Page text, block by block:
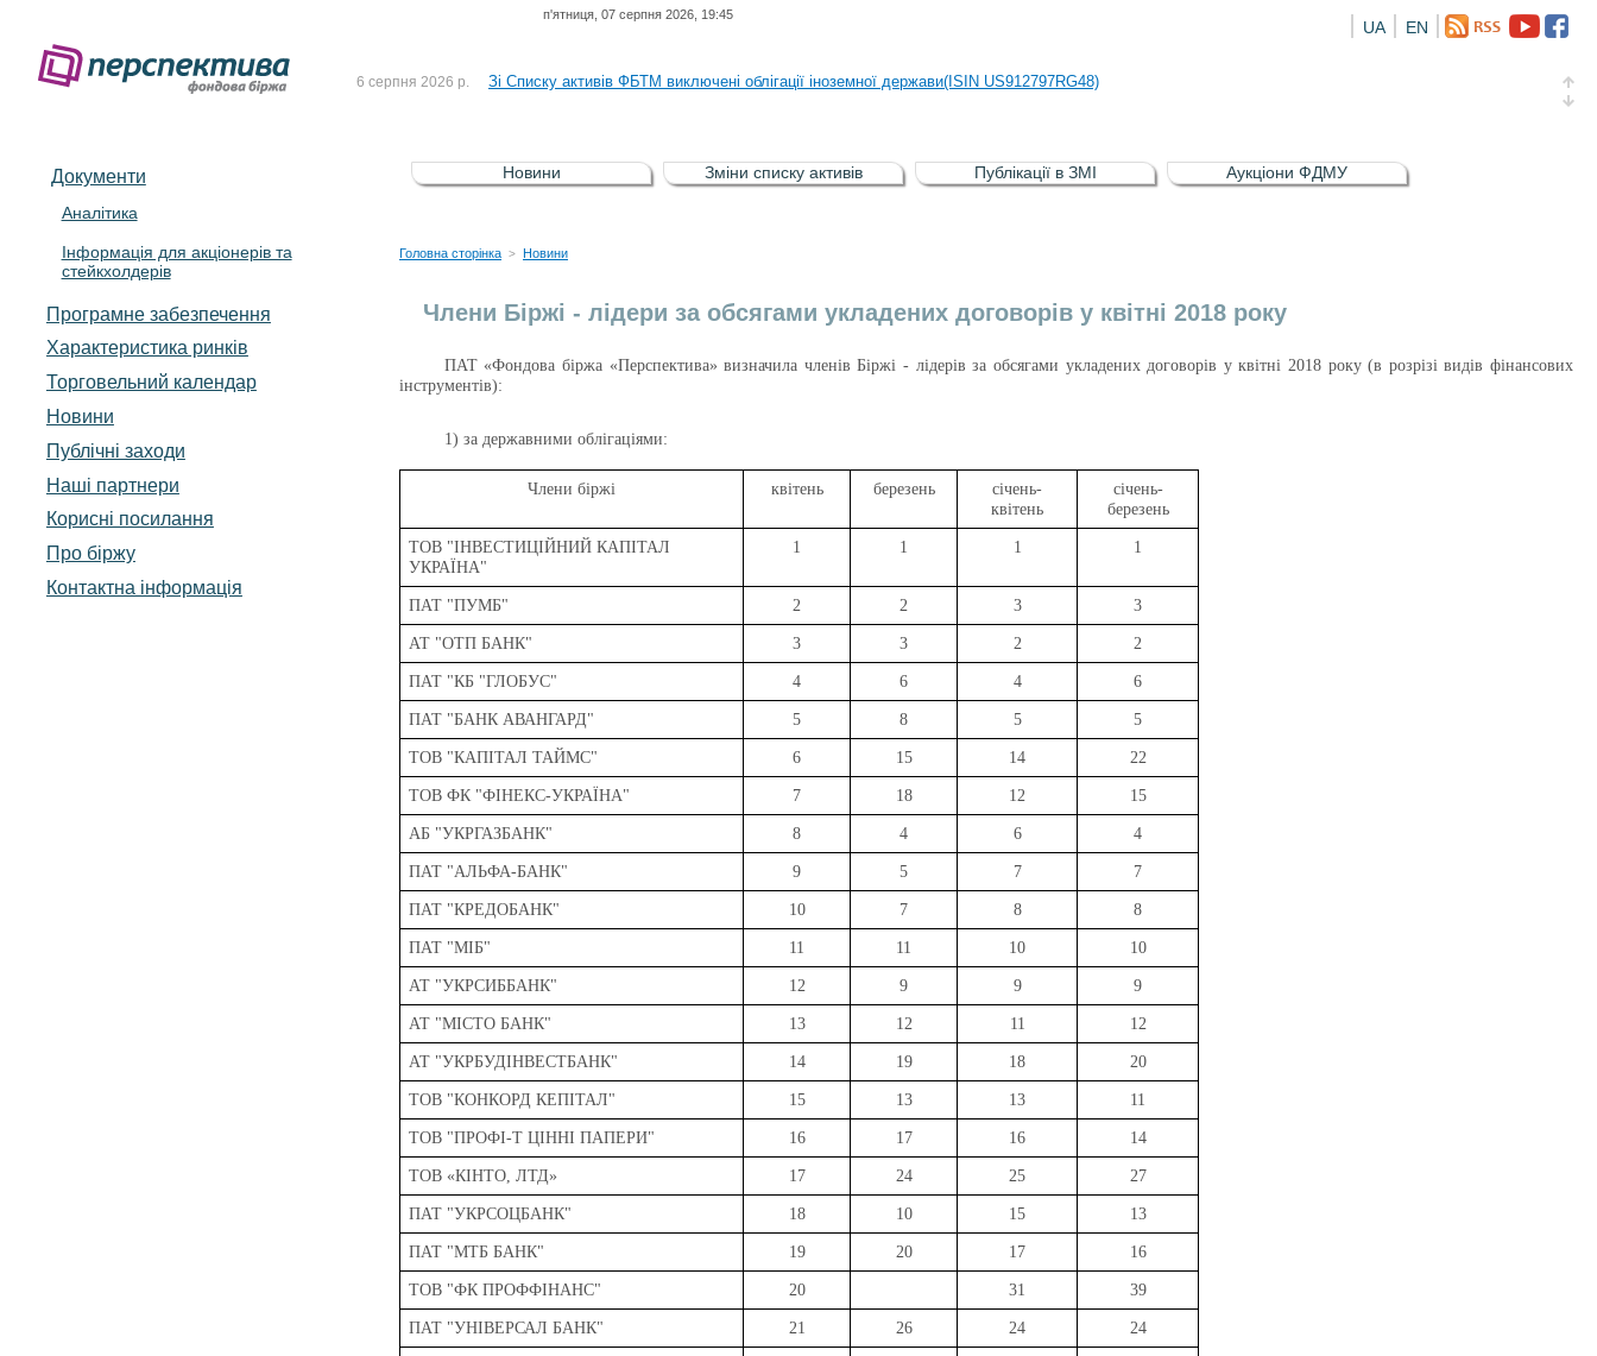
п'ятниця, 07 серпня 2026, 19:45
EN
UA
До Списку активів регульованого фондового ринку (РФР) включена Корпоративна облігація відсоткова електронна іменна (ISIN UA5000016726)
6 серпня 2026 р. Зі Списку активів ФБТМ виключені облігації іноземної держави(ISIN US912797RG48)
5 серпня 2026 р. Зі списку активів РФР виключені Облігація внутрішніх державних позик України (ISIN UA4000232607)
4 серпня 2026 р. До Списку активів регульованого фондового ринку (РФР) включена Корпоративна облігація відсоткова електронна іменна (ISIN UA5000016726)
Документи
Аналітика
Інформація для акціонерів та
стейкхолдерів
Програмне забезпечення
Характеристика pинків
Торговельний календар
Новини
Публічні заходи
Наші партнери
Корисні посилання
Про біржу
Контактна інформація
Новини Зміни списку активів Публікації в ЗМІ Аукціони ФДМУ
Головна сторінка > Новини
Члени Біржі - лідери за обсягами укладених договорів у квітні 2018 року
ПАТ «Фондова біржа «Перспектива» визначила членів Біржі - лідерів за обсягами укладених договорів у квітні 2018 року (в розрізі видів фінансових
інструментів):
1) за державними облігаціями:
Члени біржі квітень березень
січень-
квітень
січень-
березень
ТОВ "ІНВЕСТИЦІЙНИЙ КАПІТАЛ
УКРАЇНА"
1 1 1 1
ПАТ "ПУМБ" 2 2 3 3
АТ "ОТП БАНК" 3 3 2 2
ПАТ "КБ "ГЛОБУС" 4 6 4 6
ПАТ "БАНК АВАНГАРД" 5 8 5 5
ТОВ "КАПІТАЛ ТАЙМС" 6 15 14 22
ТОВ ФК "ФІНЕКС-УКРАЇНА" 7 18 12 15
АБ "УКРГАЗБАНК" 8 4 6 4
ПАТ "АЛЬФА-БАНК" 9 5 7 7
ПАТ "КРЕДОБАНК" 10 7 8 8
ПАТ "МІБ" 11 11 10 10
АТ "УКРСИББАНК" 12 9 9 9
АТ "МІСТО БАНК" 13 12 11 12
АТ "УКРБУДІНВЕСТБАНК" 14 19 18 20
ТОВ "КОНКОРД КЕПІТАЛ" 15 13 13 11
ТОВ "ПРОФІ-Т ЦІННІ ПАПЕРИ" 16 17 16 14
ТОВ «КІНТО, ЛТД» 17 24 25 27
ПАТ "УКРСОЦБАНК" 18 10 15 13
ПАТ "МТБ БАНК" 19 20 17 16
ТОВ "ФК ПРОФФІНАНС" 20 31 39
ПАТ "УНІВЕРСАЛ БАНК" 21 26 24 24